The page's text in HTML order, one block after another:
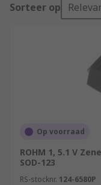
Sorteer op
Op voorraad
ROHM 1, 5.1 V
SOD-123
RS-stocknr. 124-6580P